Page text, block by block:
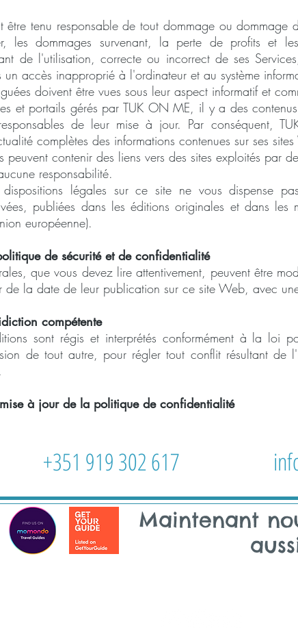
tenu responsable de tout dommage ou dommage
les dommages survenant, la perte de profits et
de l'utilisation, correcte ou incorrect de ses
un accès inapproprié à l'ordinateur et au système
doivent être vues sous leur aspect informatif et
et portails gérés par TUK ON ME, il y a des
de leur mise à jour. Par conséquent,
complètes des informations contenues sur ses
peuvent contenir des liens vers des sites exploités par
responsabilité.
légales sur ce site ne vous dispense
publiées dans les éditions originales et dans
européenne).
de sécurité et de confidentialité
que vous devez lire attentivement, peuvent être
de la date de leur publication sur ce site Web, avec
compétente
sont régis et interprétés conformément à la loi
de tout autre, pour régler tout conflit résultant de
à jour de la politique de confidentialité
+351 919 302 617
Maintenant